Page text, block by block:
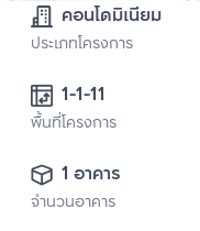
คอนโดมิเนียม
ประเภทโครงการ
1-1-11
พื้นที่โครงการ
1 อาคาร
จำนวนอาคาร